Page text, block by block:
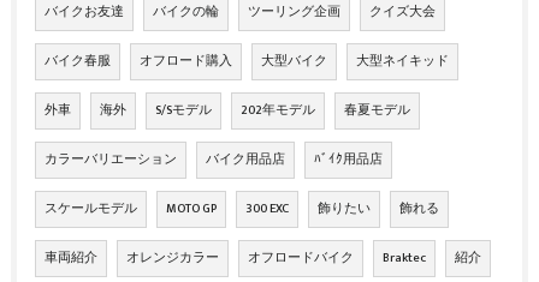
バイクお友達 バイクの輪 ツーリング企画 クイズ大会
バイク春服 オフロード購入 大型バイク 大型ネイキッド
外車 海外 S/Sモデル 202年モデル 春夏モデル
カラーバリエーション バイク用品店 ﾊﾞｲｸ用品店
スケールモデル MOTO GP 300 EXC 飾りたい 飾れる
車両紹介 オレンジカラー オフロードバイク Braktec 紹介